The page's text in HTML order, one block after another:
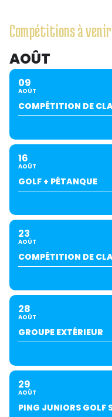
Compétitions à venir
AOÛT
09
AOÛT
COMPÉTITION DE
16
AOÛT
GOLF + PÉTANQUE
23
AOÛT
COMPÉTITION DE
28
AOÛT
GROUPE EXTÉRIEUR
29
AOÛT
PING JUNIORS GOLF